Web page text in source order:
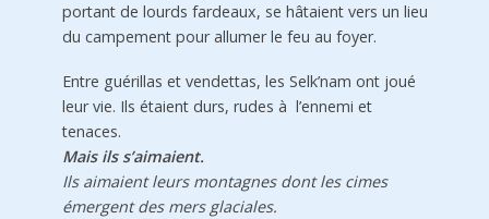
portant de lourds fardeaux, se hâtaient vers un lieu
du campement pour allumer le feu au foyer.
Entre guérillas et vendettas, les Selk’nam ont joué
leur vie. Ils étaient durs, rudes à l’ennemi et
tenaces.
Mais ils s’aimaient.
Ils aimaient leurs montagnes dont les cimes
émergent des mers glaciales.